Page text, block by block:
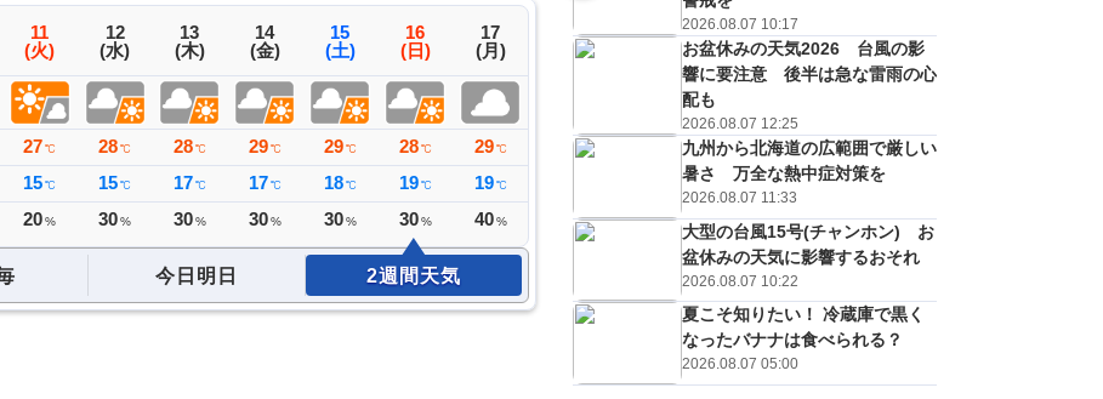
11
(火)
27℃
15℃
20%
12
(水)
28℃
15℃
30%
13
(木)
28℃
17℃
30%
14
(金)
29℃
17℃
30%
15
(土)
29 ℃
18 ℃
30 %
16
(日)
28 ℃
19 ℃
30 %
17
(月)
29 ℃
19 ℃
40 %
(火)
℃
%
(水)
30%
20
(木)
C
29℃
19
20%
21
(金)
E
29℃
19℃
40%
予報の
信頼度
高
A
D
E
低
今日明日 2週間天気
2026.08.07 10:17
お盆休みの天気2026 台風の影
響に要注意 後半は急な雷雨の心
配も
2026.08.07 12:25
九州から北海道の広範囲で厳しい
暑さ 万全な熱中症対策を
2026.08.07 11:33
大型の台風15号(チャンホン) お
盆休みの天気に影響するおそれ
2026.08.07 10:22
夏こそ知りたい！ 冷蔵庫で黒く
なったバナナは食べられる？
2026.08.07 05:00